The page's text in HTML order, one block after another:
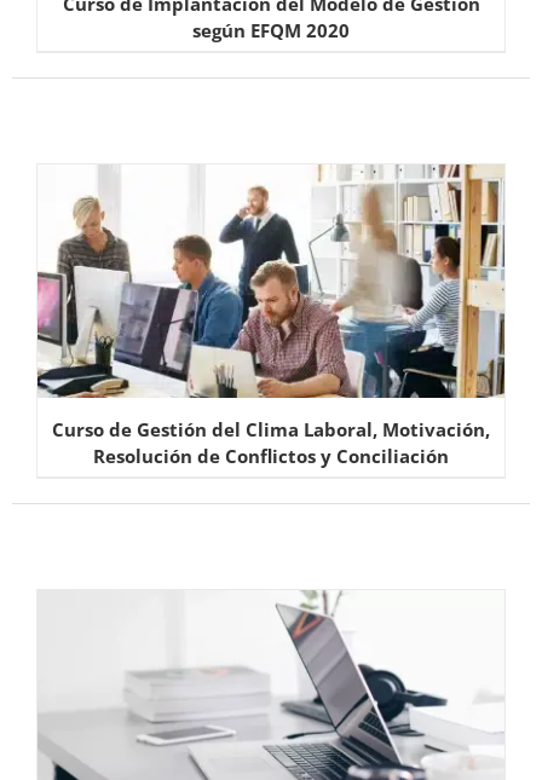
según EFQM 2020
Curso de Gestión del Clima Laboral, Motivación,
Resolución de Conflictos y Conciliación